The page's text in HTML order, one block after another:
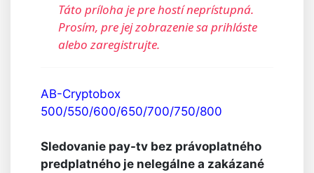
Táto príloha je pre hostí neprístupná.
Prosím, pre jej zobrazenie sa prihláste
alebo zaregistrujte.
AB-Cryptobox
500/550/600/650/700/750/800
Sledovanie pay-tv bez právoplatného
predplatného je nelegálne a zakázané